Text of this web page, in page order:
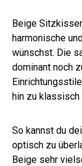
Beige
harmonische
wünschst. Die
dominant noch
hin zu klassisch
So kannst du
optisch zu
Beige sehr